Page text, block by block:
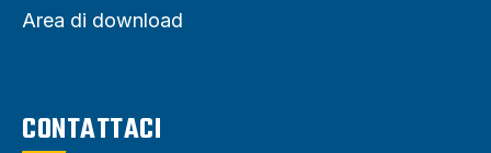
Area di download
CONTATTACI